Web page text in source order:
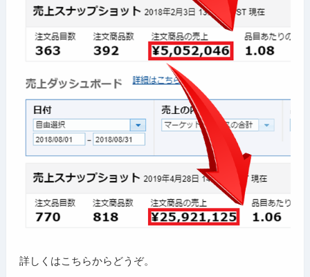
詳しくはこちらからどうぞ。